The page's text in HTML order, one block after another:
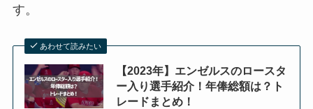
す。
あわせて読みたい
【2023年】エンゼルスのロースタ
ー入り選手紹介！年俸総額は？ト
レードまとめ！